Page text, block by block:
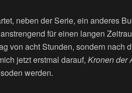
neben der Serie, ein anderes
für einen langen
von acht Stunden, sondern nach
jetzt erstmal darauf, Kronen der
werden.